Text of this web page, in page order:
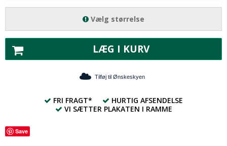
Vælg størrelse
LÆG I KURV
Tilføj til Ønskeskyen
FRI FRAGT*
HURTIG AFSENDELSE
VI SÆTTER PLAKATEN I RAMME
Save